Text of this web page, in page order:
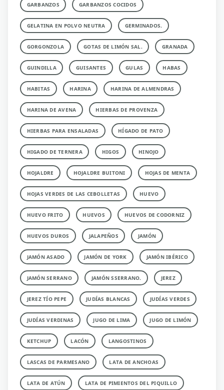
GARBANZOS GARBANZOS COCIDOS
GELATINA EN POLVO NEUTRA GERMINADOS.
GORGONZOLA GOTAS DE LIMÓN SAL. GRANADA
GUINDILLA GUISANTES GULAS HABAS
HABITAS HARINA HARINA DE ALMENDRAS
HARINA DE AVENA HIERBAS DE PROVENZA
HIERBAS PARA ENSALADAS HÍGADO DE PATO
HIGADO DE TERNERA HIGOS HINOJO
HOJALDRE HOJALDRE BUITONI HOJAS DE MENTA
HOJAS VERDES DE LAS CEBOLLETAS HUEVO
HUEVO FRITO HUEVOS HUEVOS DE CODORNIZ
HUEVOS DUROS JALAPEÑOS JAMÓN
JAMÓN ASADO JAMÓN DE YORK JAMÓN IBÉRICO
JAMÓN SERRANO JAMÓN SSERRANO. JEREZ
JEREZ TÍO PEPE JUDÍAS BLANCAS JUDÍAS VERDES
JUDÍAS VERDINAS JUGO DE LIMA JUGO DE LIMÓN
KETCHUP LACÓN LANGOSTINOS
LASCAS DE PARMESANO LATA DE ANCHOAS
LATA DE ATÚN LATA DE PIMIENTOS DEL PIQUILLO